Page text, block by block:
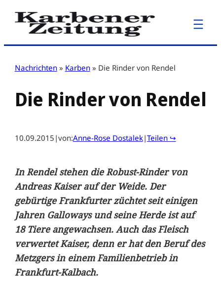
Zum
Inhalt
Nachrichten » Karben » Die Rinder von Rendel
Die Rinder von Rendel
10.09.2015 |von:Anne-Rose Dostalek|Teilen ↪
In Rendel stehen die Robust-Rinder von
Andreas Kaiser auf der Weide. Der
gebürtige Frankfurter züchtet seit einigen
Jahren Galloways und seine Herde ist auf
18 Tiere angewachsen. Auch das Fleisch
verwertet Kaiser, denn er hat den Beruf des
Metzgers in einem Familienbetrieb in
Frankfurt-Kalbach.